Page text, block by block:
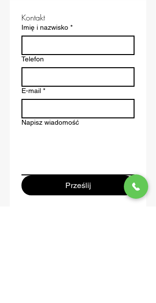
Kontakt
Imię i nazwisko *
Telefon
E-mail *
Napisz wiadomość
Prześlij